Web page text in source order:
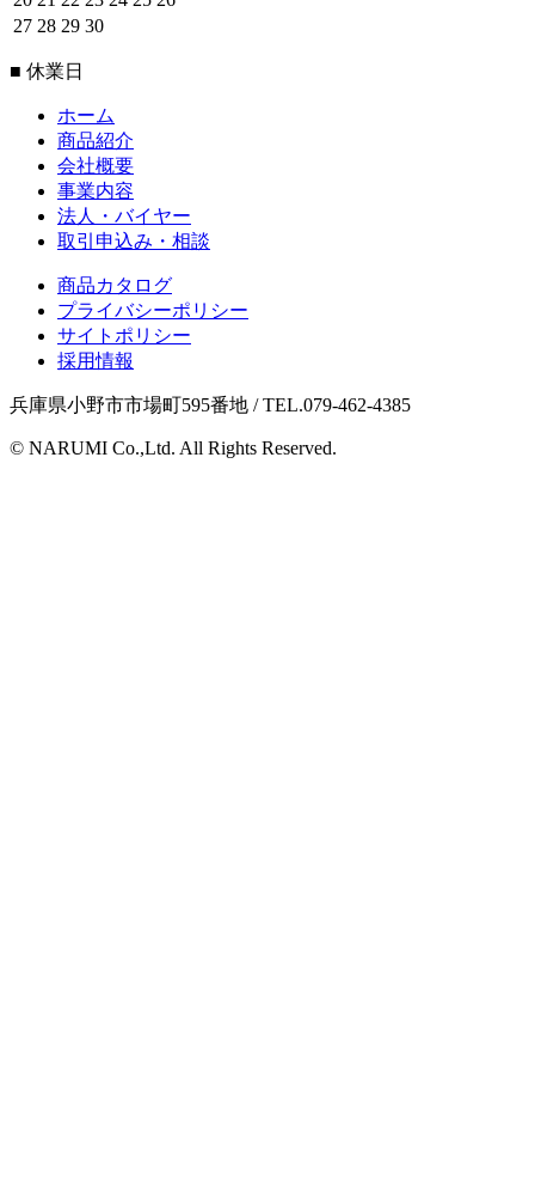
27 28 29 30
■ 休業日
ホーム
商品紹介
会社概要
事業内容
法人・バイヤー
取引申込み・相談
商品カタログ
プライバシーポリシー
サイトポリシー
採用情報
兵庫県小野市市場町595番地 / TEL.079-462-4385
© NARUMI Co.,Ltd. All Rights Reserved.